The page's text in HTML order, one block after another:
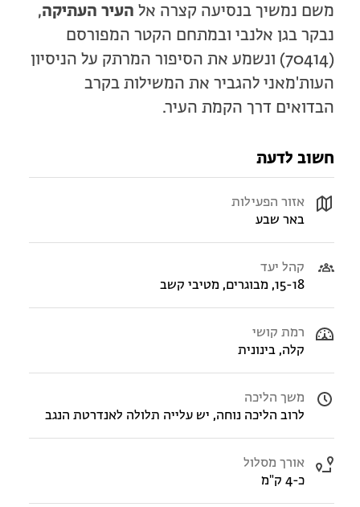
משם נמשיך בנסיעה קצרה אל העיר העתיקה,
נבקר בגן אלנבי ובמתחם הקטר המפורסם
(70414) ונשמע את הסיפור המרתק על הניסיון
העות'מאני להגביר את המשילות בקרב
הבדואים דרך הקמת העיר.
חשוב לדעת
אזור הפעילות
באר שבע
קהל יעד
15-18, מבוגרים, מטיבי קשב
רמת קושי
קלה, בינונית
משך הליכה
לרוב הליכה נוחה, יש עלייה תלולה לאנדרטת הנגב
אורך מסלול
כ-4 ק"מ